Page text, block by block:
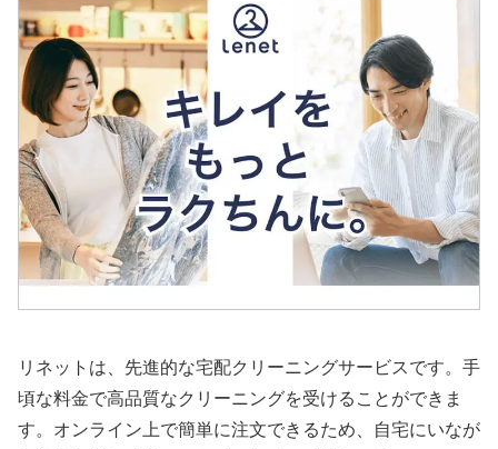
リネットは、先進的な宅配クリーニングサービスです。手
頃な料金で高品質なクリーニングを受けることができま
す。オンライン上で簡単に注文できるため、自宅にいなが